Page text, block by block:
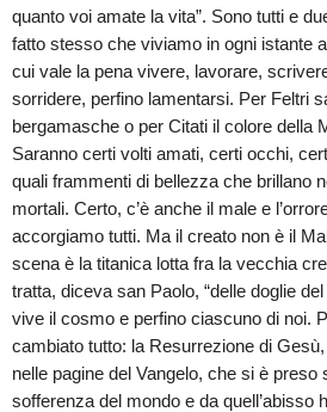
quanto voi amate la vita”. Sono tutti e
fatto stesso che viviamo in ogni istante
cui vale la pena vivere, lavorare,
sorridere, perfino lamentarsi. Per Feltri
bergamasche o per Citati il colore della
Saranno certi volti amati, certi occhi,
quali frammenti di bellezza che brillano
mortali. Certo, c’è anche il male e
accorgiamo tutti. Ma il creato non è il
scena è la titanica lotta fra la vecchia
tratta, diceva san Paolo, “delle doglie del
vive il cosmo e perfino ciascuno di noi.
cambiato tutto: la Resurrezione di
nelle pagine del Vangelo, che si è preso
sofferenza del mondo e da quell’abisso